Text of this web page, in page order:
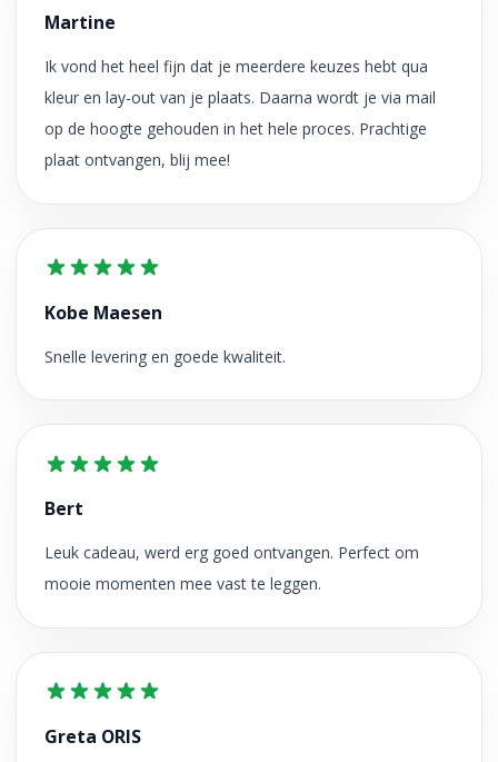
Martine
Ik vond het heel fijn dat je meerdere keuzes hebt qua
kleur en lay-out van je plaats. Daarna wordt je via mail
op de hoogte gehouden in het hele proces. Prachtige
plaat ontvangen, blij mee!
Kobe Maesen
Snelle levering en goede kwaliteit.
Bert
Leuk cadeau, werd erg goed ontvangen. Perfect om
mooie momenten mee vast te leggen.
Greta ORIS